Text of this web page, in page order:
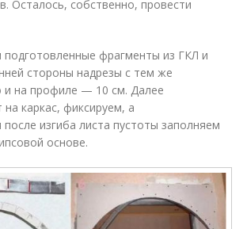
Осталось, собственно, провести
подготовленные фрагменты из ГКЛ и
стороны надрезы с тем же
и на профиле — 10 см. Далее
на каркас, фиксируем, а
изгиба листа пустоты заполняем
основе.